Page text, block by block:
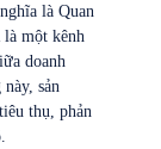
là Quan
một kênh
doanh
sản
thụ, phản